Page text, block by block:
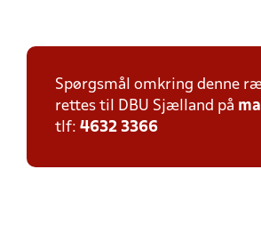
Spørgsmål omkring denne
rettes til DBU Sjælland på
tlf: 4632 3366